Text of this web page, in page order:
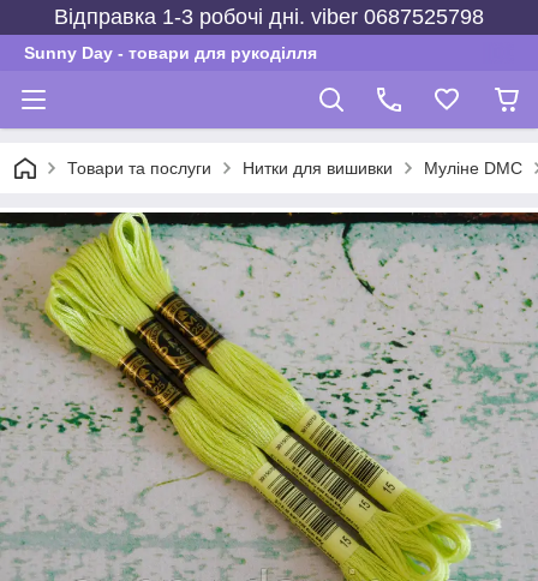
Відправка 1-3 робочі дні. viber 0687525798
Sunny Day - товари для рукоділля
Товари та послуги Нитки для вишивки Муліне DMC